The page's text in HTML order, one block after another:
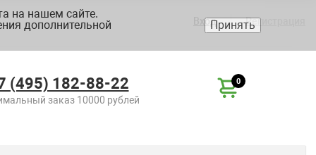
Вход Регистрация
(495) 182-88-22
заказ 10000 рублей
0
на нашем сайте.
дополнительной
Принять